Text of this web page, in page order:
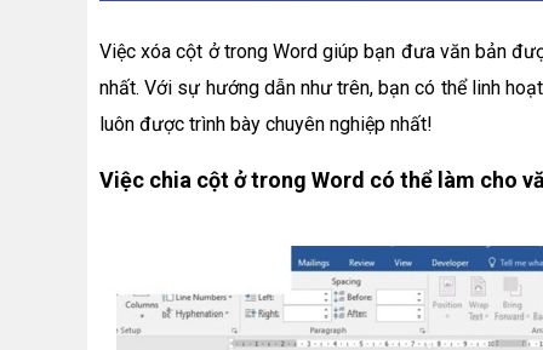
Việc xóa cột ở trong Word giúp bạn đưa văn bản
nhất. Với sự hướng dẫn như trên, bạn có thể linh
luôn được trình bày chuyên nghiệp nhất!
Việc chia cột ở trong Word có thể làm cho